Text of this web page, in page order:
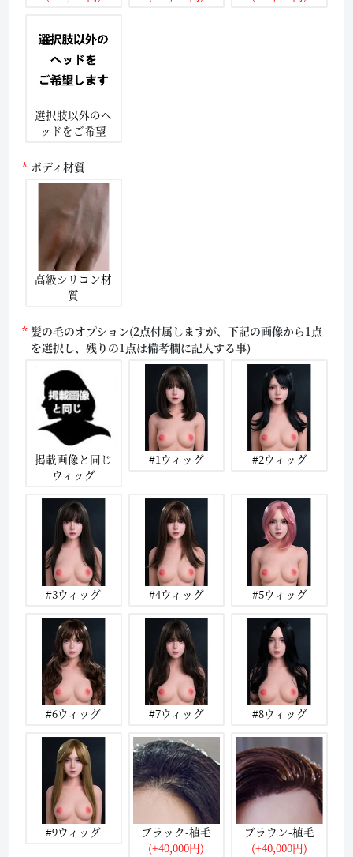
選択肢以外のヘ
ッドをご希望
ボディ材質
高級シリコン材
質
髪の毛のオプション(2点付属しますが、下記の画像から1点
を選択し、残りの1点は備考欄に記入する事)
掲載画像と同じ
ウィッグ
#1ウィッグ #2ウィッグ
#3ウィッグ #4ウィッグ #5ウィッグ
#6ウィッグ #7ウィッグ #8ウィッグ
#9ウィッグ
ブラック-植毛
(+40,000円)
ブラウン-植毛
(+40,000円)